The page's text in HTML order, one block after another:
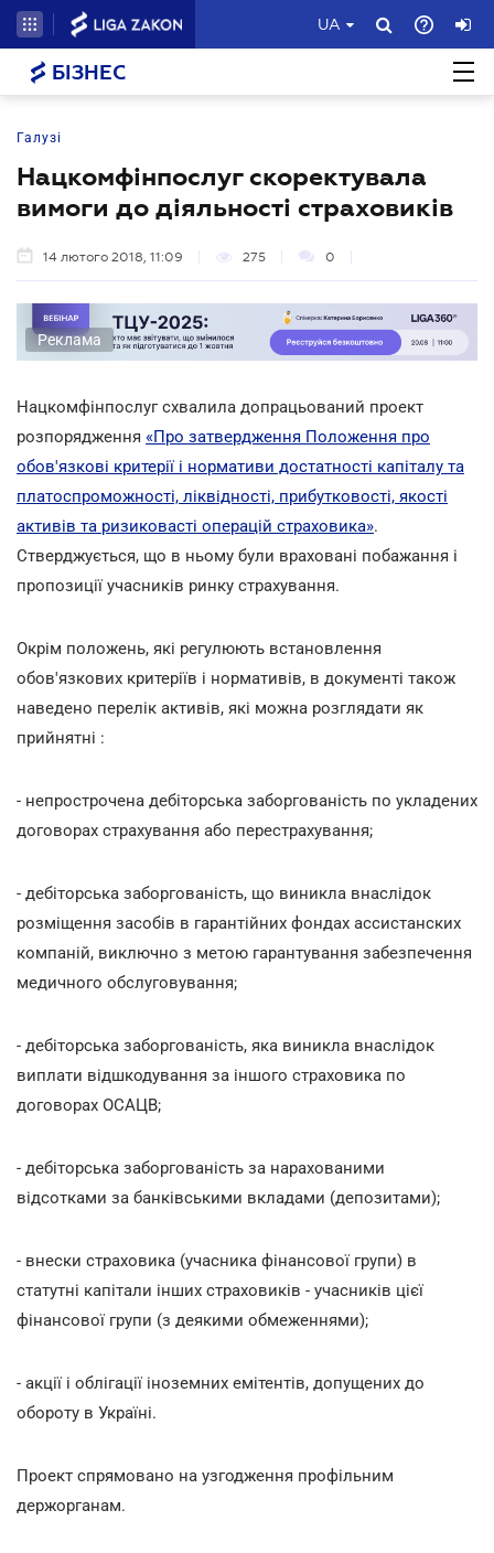
UA
БІЗНЕС
Галузі
Нацкомфінпослуг скоректувала
вимоги до діяльності страховиків
14 лютого 2018, 11:09 275 0
Реклама
Нацкомфінпослуг схвалила допрацьований проект
розпорядження «Про затвердження Положення про
обов'язкові критерії і нормативи достатності капіталу та
платоспроможності, ліквідності, прибутковості, якості
активів та ризиковасті операцій страховика».
Стверджується, що в ньому були враховані побажання і
пропозиції учасників ринку страхування.
Окрім положень, які регулюють встановлення
обов'язкових критеріїв і нормативів, в документі також
наведено перелік активів, які можна розглядати як
прийнятні :
- непрострочена дебіторська заборгованість по укладених
договорах страхування або перестрахування;
- дебіторська заборгованість, що виникла внаслідок
розміщення засобів в гарантійних фондах ассистанских
компаній, виключно з метою гарантування забезпечення
медичного обслуговування;
- дебіторська заборгованість, яка виникла внаслідок
виплати відшкодування за іншого страховика по
договорах ОСАЦВ;
- дебіторська заборгованість за нарахованими
відсотками за банківськими вкладами (депозитами);
- внески страховика (учасника фінансової групи) в
статутні капітали інших страховиків - учасників цієї
фінансової групи (з деякими обмеженнями);
- акції і облігації іноземних емітентів, допущених до
обороту в Україні.
Проект спрямовано на узгодження профільним
держорганам.